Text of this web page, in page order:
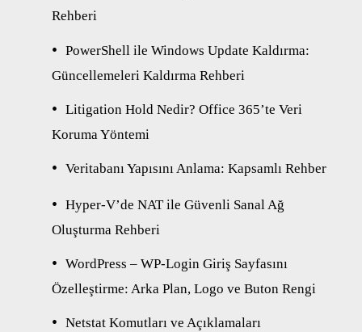
Rehberi
PowerShell ile Windows Update Kaldırma:
Güncellemeleri Kaldırma Rehberi
Litigation Hold Nedir? Office 365’te Veri
Koruma Yöntemi
Veritabanı Yapısını Anlama: Kapsamlı Rehber
Hyper-V’de NAT ile Güvenli Sanal Ağ
Oluşturma Rehberi
WordPress – WP-Login Giriş Sayfasını
Özelleştirme: Arka Plan, Logo ve Buton Rengi
Netstat Komutları ve Açıklamaları